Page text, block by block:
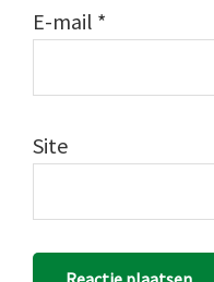
E-mail *
Site